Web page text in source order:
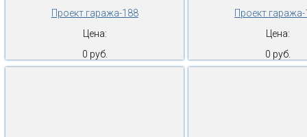
Проект гаража-188
Цена:
0 руб.
Проект
Цена:
0 руб.